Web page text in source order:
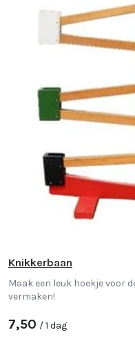
Knikkerbaan
Maak een leuk hoekje voor
vermaken!
7,50 / 1 dag